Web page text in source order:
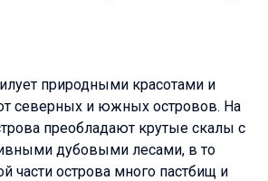
природными красотами и
от северных и южных островов. На
преобладают крутые скалы с
дубовыми лесами, в то
части острова много пастбищ и